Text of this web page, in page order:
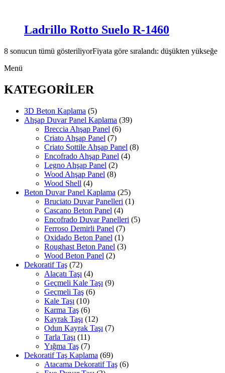
Ladrillo Rotto Suelo R-1460
8 sonucun tümü gösteriliyorFiyata göre sıralandı: düşükten yükseğe
Menü
KATEGORİLER
3D Beton Kaplama (5)
Ahşap Duvar Panel Kaplama (39)
Breccia Ahşap Panel (6)
Criato Ahşap Panel (7)
Criato Sottile Ahşap Panel (8)
Encofrado Ahşap Panel (4)
Legno Ahşap Panel (2)
Wood Ahşap Panel (8)
Wood Shell (4)
Beton Duvar Panel Kaplama (25)
Bruciato Duvar Panelleri (1)
Cascano Beton Panel (4)
Encofrado Duvar Panelleri (5)
Ferroso Demirli Panel (7)
Oxidado Beton Panel (1)
Roughast Beton Panel (3)
Wood Beton Panel (2)
Dekoratif Taş (72)
Alaçatı Taşı (4)
Geçmeli Kale Taşı (9)
Geçmeli Taş (6)
Kale Taşı (10)
Karma Taş (6)
Kayrak Taşı (12)
Odun Kayrak Taşı (7)
Tarla Taşı (11)
Yığma Taş (7)
Dekoratif Taş Kaplama (69)
Atacama Dekoratif Taş (6)